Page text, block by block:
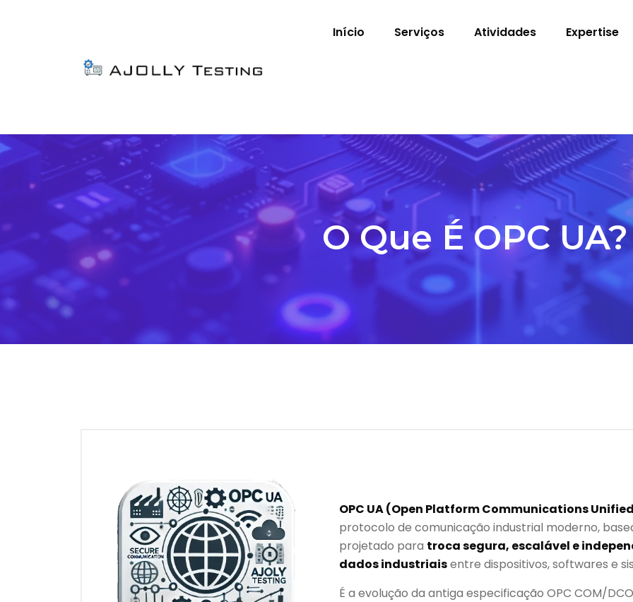
Início Serviços Atividades Expertise
O Que É OPC UA?
OPC UA (Open Platform Communications
protocolo de comunicação industrial moderno,
projetado para troca segura, escalável e
dados industriaisentre dispositivos, softwares e
É a evolução da antiga especificação OPC COM/